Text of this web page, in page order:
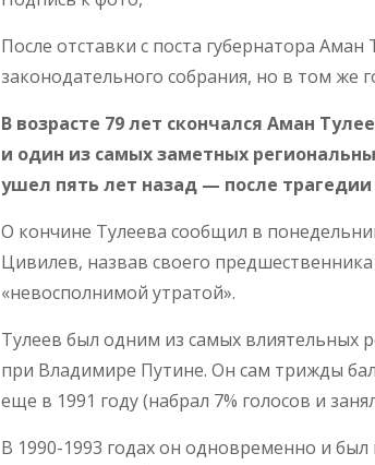
После отставки с поста губернатора
законодательного собрания, но в том же
В возрасте 79 лет скончался Аман
и один из самых заметных
ушел пять лет назад — после
О кончине Тулеева сообщил в
Цивилев, назвав своего
«невосполнимой утратой».
Тулеев был одним из самых влиятельных
при Владимире Путине. Он сам трижды
еще в 1991 году (набрал 7% голосов и
В 1990-1993 годах он одновременно и